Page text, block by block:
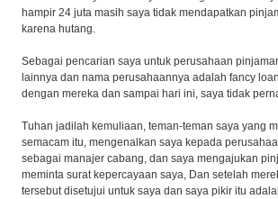
hampir 24 juta masih saya tidak mendapatkan
karena hutang.
Sebagai pencarian saya untuk perusahaan
lainnya dan nama perusahaannya adalah fancy
dengan mereka dan sampai hari ini, saya tidak
Tuhan jadilah kemuliaan, teman-teman saya yang
semacam itu, mengenalkan saya kepada
sebagai manajer cabang, dan saya mengajukan
meminta surat kepercayaan saya, Dan setelah
tersebut disetujui untuk saya dan saya pikir itu